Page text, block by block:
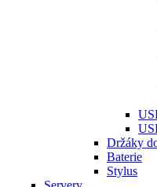
Držáky
Baterie
Stylus